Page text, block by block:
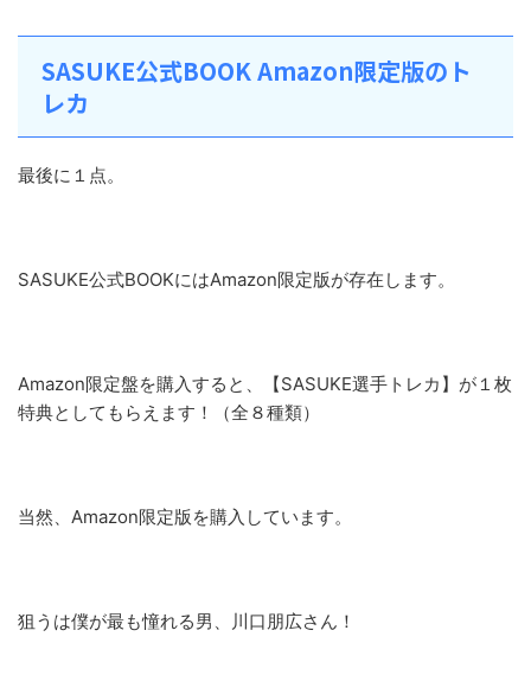
SASUKE公式BOOK Amazon限定版のト
レカ
最後に１点。
SASUKE公式BOOKにはAmazon限定版が存在します。
Amazon限定盤を購入すると、【SASUKE選手トレカ】が１枚
特典としてもらえます！（全８種類）
当然、Amazon限定版を購入しています。
狙うは僕が最も憧れる男、川口朋広さん！